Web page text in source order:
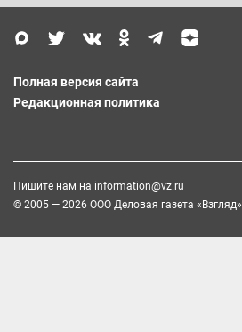
Полная версия сайта
Редакционная политика
Пишите нам на information@vz.ru
© 2005 — 2026 ООО Деловая газета «Взгляд»